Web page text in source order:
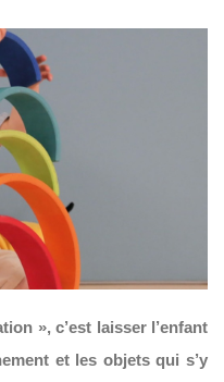
», c’est laisser l’enfant
et les objets qui s’y